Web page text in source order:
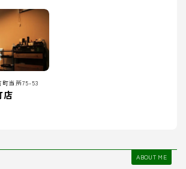
当所75-53
店
ABOUT ME